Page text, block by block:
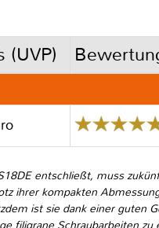
(UVP)
entschließt, muss
ihrer kompakten
ist sie dank einer guten
filigrane Schraubarbeiten zu